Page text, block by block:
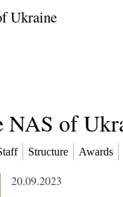
Ukraine
NAS of
Structure Awards
20.09.2023